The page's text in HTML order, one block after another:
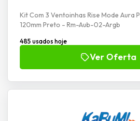
Kit Com 3 Ventoinhas Rise Mode Aura
120mm Preto - Rm-Aub-02-Argb
485 usados hoje
Ver Oferta